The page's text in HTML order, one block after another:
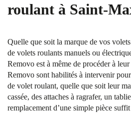
roulant à Saint-
Quelle que soit la marque de vos
de volets roulants manuels ou
Removo est à même de procéder à
Removo sont habilités à intervenir
de volet roulant, quelle que soit leur
cassée, des attaches à ragrafer, un
remplacement d’une simple pièce